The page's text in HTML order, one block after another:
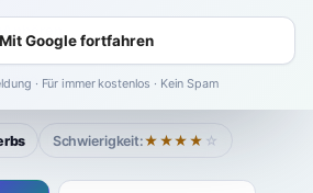
Anhören
Schwierigkeit:★★★★ ☆
Mit Google fortfahren
· Für immer kostenlos · Kein Spam